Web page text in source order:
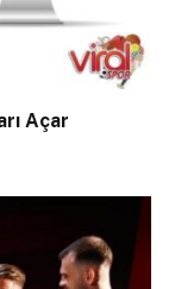
Açar